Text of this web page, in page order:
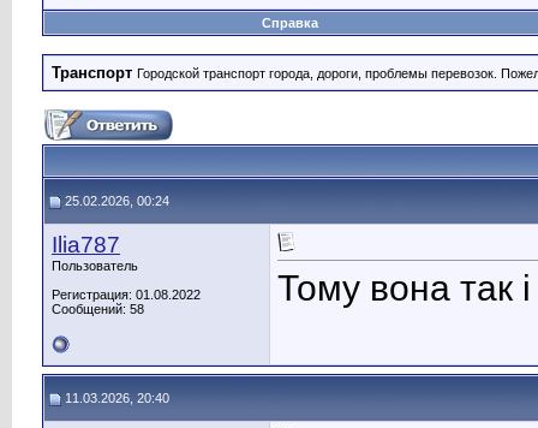
Справка
Транспорт Городской транспорт города, дороги, проблемы перевозок.
25.02.2026, 00:24
Ilia787
Пользователь
Регистрация: 01.08.2022
Сообщений: 58
Тому вона так
11.03.2026, 20:40